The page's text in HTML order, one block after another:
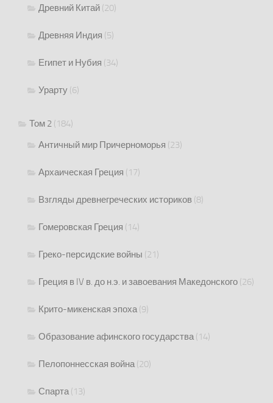
Древний Китай (20)
Древняя Индия (5)
Египет и Нубия (34)
Урарту (6)
Том 2 (184)
Античный мир Причерноморья (23)
Архаическая Греция (17)
Взгляды древнегреческих историков (8)
Гомеровская Греция (14)
Греко-персидские войны (21)
Греция в IV в. до н.э. и завоевания Македонского (26)
Крито-микенская эпоха(9)
Образование афинского государства(14)
Пелопоннесская война(20)
Спарта(13)